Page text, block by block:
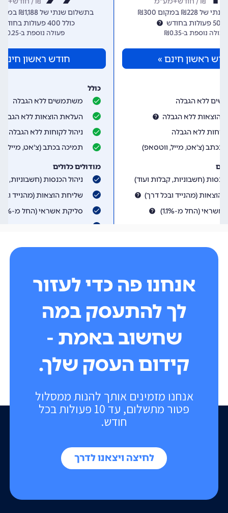
אנחנו מזמינים אותך להנות ממסלול
פטור מתשלום, עד 10 פעולות בכל
חודש.
לחיצה ויצאנו לדרך
אנחנו פה כדי לעזור
לך להתעסק במה
שחשוב באמת -
קידום העסק שלך.